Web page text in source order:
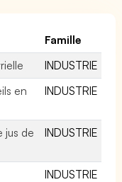
Famille
INDUSTRIE
en
INDUSTRIE
jus de
INDUSTRIE
INDUSTRIE